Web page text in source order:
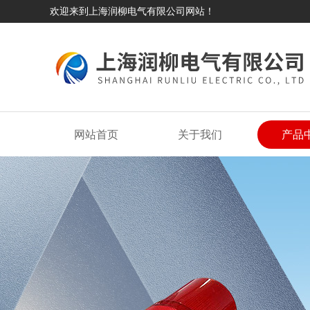
欢迎来到上海润柳电气有限公司网站！
网站首页 关于我们 产品